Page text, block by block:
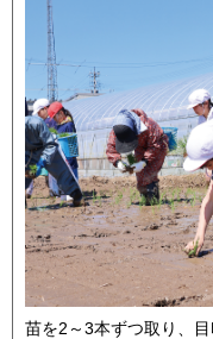
苗を2～3本ずつ取り、